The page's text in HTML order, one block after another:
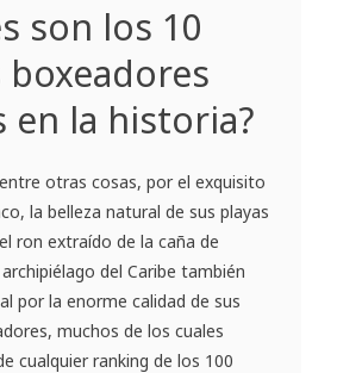
son los 10
en la historia?
otras cosas, por el exquisito
la belleza natural de sus playas
ron extraído de la caña de
del Caribe también
por la enorme calidad de sus
muchos de los cuales
cualquier ranking de los 100